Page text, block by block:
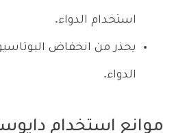
استخدام الدواء.
يحذر من انخفاض
الدواء.
موانع استخدام